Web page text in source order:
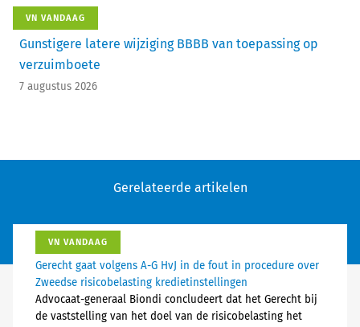
VN VANDAAG
Gunstigere latere wijziging BBBB van toepassing op
verzuimboete
7 augustus 2026
Gerelateerde artikelen
VN VANDAAG
Gerecht gaat volgens A-G HvJ in de fout in procedure over
Zweedse risicobelasting kredietinstellingen
Advocaat-generaal Biondi concludeert dat het Gerecht bij
de vaststelling van het doel van de risicobelasting het